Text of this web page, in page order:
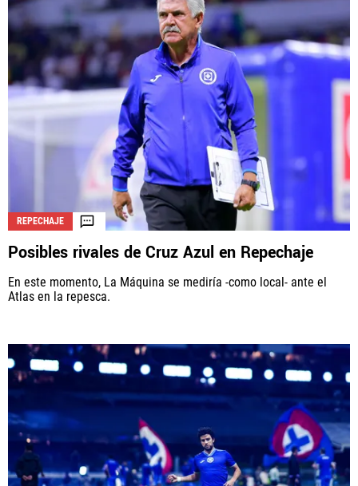
REPECHAJE
Posibles rivales de Cruz Azul en Repechaje
En este momento, La Máquina se mediría -como local- ante el
Atlas en la repesca.